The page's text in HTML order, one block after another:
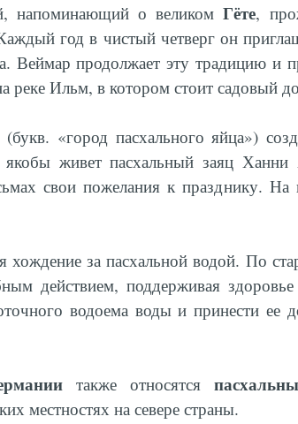
напоминающий о великомГёте,
год в чистый четверг он
Веймар продолжает эту традицию и
реке Ильм, в котором стоит садовый
«город пасхального яйца»)
якобы живет пасхальный заяц
свои пожелания к празднику. На
хождение за пасхальной водой. По
действием, поддерживая
водоема воды и принести ее
также относятся
местностях на севере страны.